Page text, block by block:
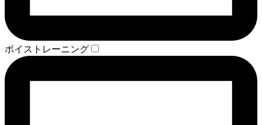
ボイストレーニング